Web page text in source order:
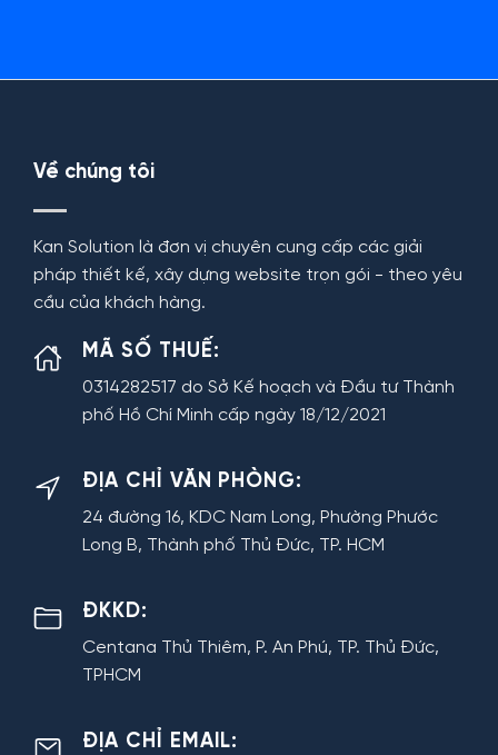
Về chúng tôi
Kan Solution là đơn vị chuyên cung cấp các giải
pháp thiết kế, xây dựng website trọn gói - theo yêu
cầu của khách hàng.
MÃ SỐ THUẾ:
0314282517 do Sở Kế hoạch và Đầu tư Thành
phố Hồ Chí Minh cấp ngày 18/12/2021
ĐỊA CHỈ VĂN PHÒNG:
24 đường 16, KDC Nam Long, Phường Phước
Long B, Thành phố Thủ Đức, TP. HCM
ĐKKD:
Centana Thủ Thiêm, P. An Phú, TP. Thủ Đức,
TPHCM
ĐỊA CHỈ EMAIL: